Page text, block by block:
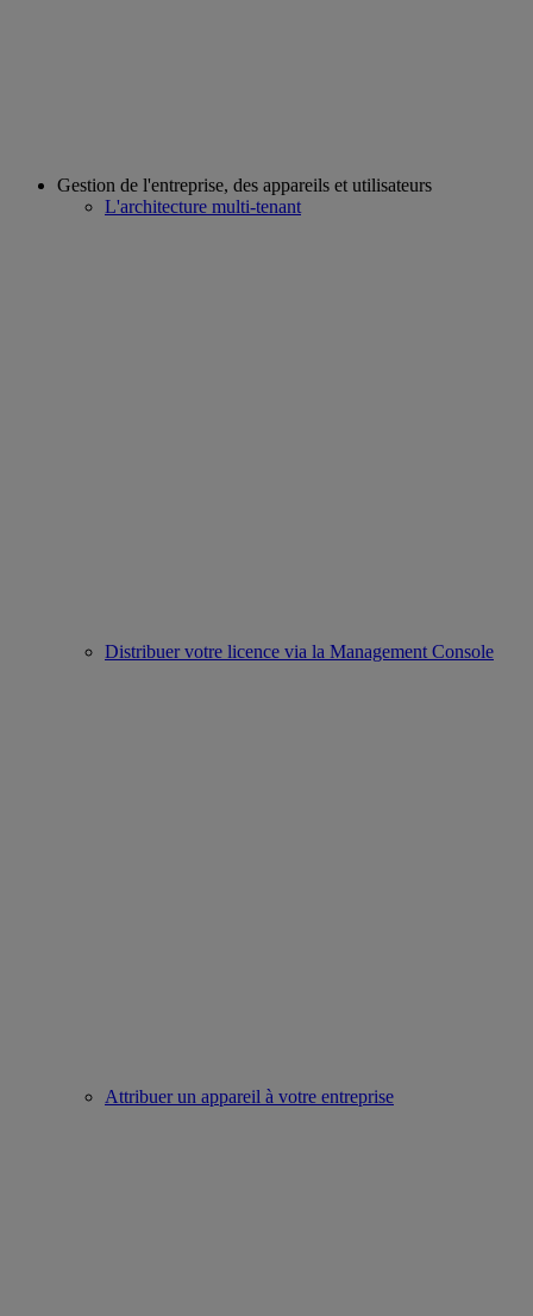
Gestion de l'entreprise, des appareils et utilisateurs
L'architecture multi-tenant
Distribuer votre licence via la Management Console
Attribuer un appareil à votre entreprise